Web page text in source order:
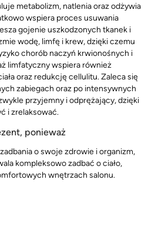
metabolizm, natlenia oraz odżywia
wspiera proces usuwania
gojenie uszkodzonych tkanek i
wodę, limfę i krew, dzięki czemu
chorób naczyń krwionośnych i
limfatyczny wspiera również
oraz redukcję cellulitu. Zaleca się
zabiegach oraz po intensywnych
przyjemny i odprężający, dzięki
i zrelaksować.
ponieważ
o swoje zdrowie i organizm,
kompleksowo zadbać o ciało,
wnętrzach salonu.